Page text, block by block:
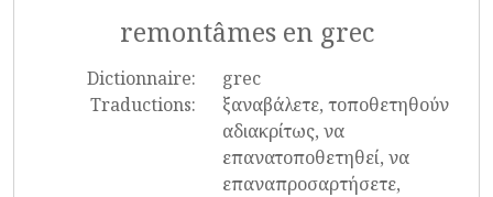
remontâmes en grec
Dictionnaire:
grec
Traductions:
ξαναβάλετε, τοποθετηθούν
αδιακρίτως, να
επανατοποθετηθεί, να
επαναπροσαρτήσετε,